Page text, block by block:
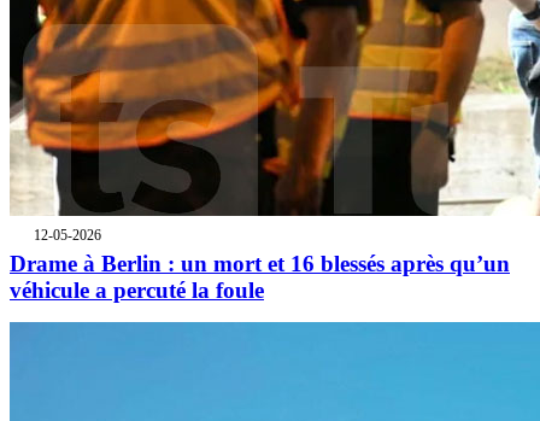
12-05-2026
Drame à Berlin : un mort et 16 blessés après qu’un
véhicule a percuté la foule